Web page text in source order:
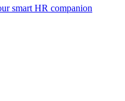
smart HR companion